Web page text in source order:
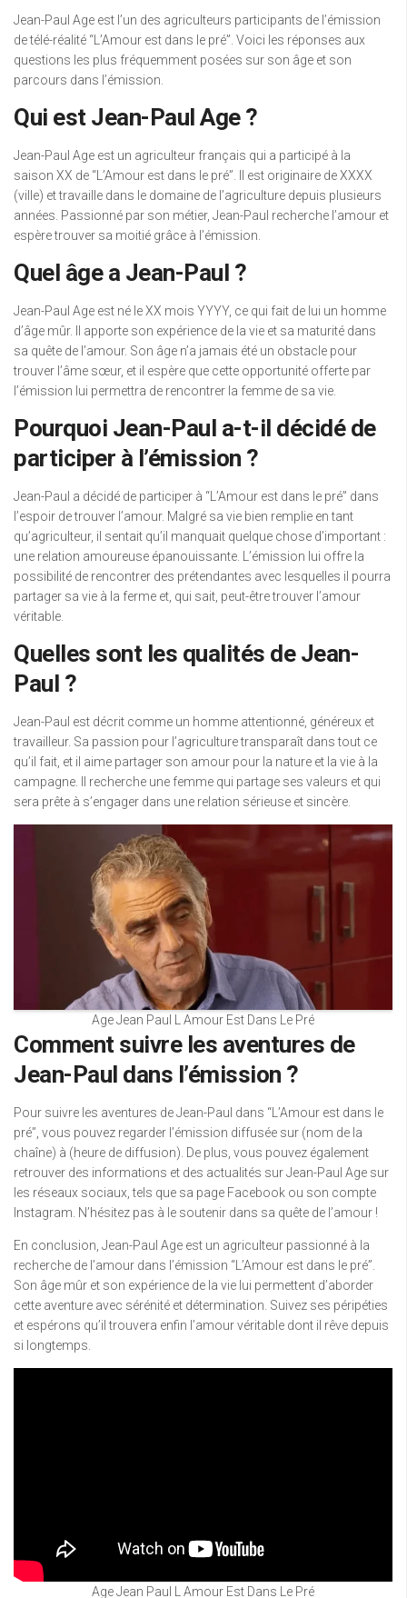
Jean-Paul Age est l’un des agriculteurs participants de l’émission
de télé-réalité “L’Amour est dans le pré”. Voici les réponses aux
questions les plus fréquemment posées sur son âge et son
parcours dans l’émission.
Qui est Jean-Paul Age ?
Jean-Paul Age est un agriculteur français qui a participé à la
saison XX de “L’Amour est dans le pré”. Il est originaire de XXXX
(ville) et travaille dans le domaine de l’agriculture depuis plusieurs
années. Passionné par son métier, Jean-Paul recherche l’amour et
espère trouver sa moitié grâce à l’émission.
Quel âge a Jean-Paul ?
Jean-Paul Age est né le XX mois YYYY, ce qui fait de lui un homme
d’âge mûr. Il apporte son expérience de la vie et sa maturité dans
sa quête de l’amour. Son âge n’a jamais été un obstacle pour
trouver l’âme sœur, et il espère que cette opportunité offerte par
l’émission lui permettra de rencontrer la femme de sa vie.
Pourquoi Jean-Paul a-t-il décidé de
participer à l’émission ?
Jean-Paul a décidé de participer à “L’Amour est dans le pré” dans
l’espoir de trouver l’amour. Malgré sa vie bien remplie en tant
qu’agriculteur, il sentait qu’il manquait quelque chose d’important :
une relation amoureuse épanouissante. L’émission lui offre la
possibilité de rencontrer des prétendantes avec lesquelles il pourra
partager sa vie à la ferme et, qui sait, peut-être trouver l’amour
véritable.
Quelles sont les qualités de Jean-
Paul ?
Jean-Paul est décrit comme un homme attentionné, généreux et
travailleur. Sa passion pour l’agriculture transparaît dans tout ce
qu’il fait, et il aime partager son amour pour la nature et la vie à la
campagne. Il recherche une femme qui partage ses valeurs et qui
sera prête à s’engager dans une relation sérieuse et sincère.
Age Jean Paul L Amour Est Dans Le Pré
Comment suivre les aventures de
Jean-Paul dans l’émission ?
Pour suivre les aventures de Jean-Paul dans “L’Amour est dans le
pré”, vous pouvez regarder l’émission diffusée sur (nom de la
chaîne) à (heure de diffusion). De plus, vous pouvez également
retrouver des informations et des actualités sur Jean-Paul Age sur
les réseaux sociaux, tels que sa page Facebook ou son compte
Instagram. N’hésitez pas à le soutenir dans sa quête de l’amour !
En conclusion, Jean-Paul Age est un agriculteur passionné à la
recherche de l’amour dans l’émission “L’Amour est dans le pré”.
Son âge mûr et son expérience de la vie lui permettent d’aborder
cette aventure avec sérénité et détermination. Suivez ses péripéties
et espérons qu’il trouvera enfin l’amour véritable dont il rêve depuis
si longtemps.
Age Jean Paul L Amour Est Dans Le Pré